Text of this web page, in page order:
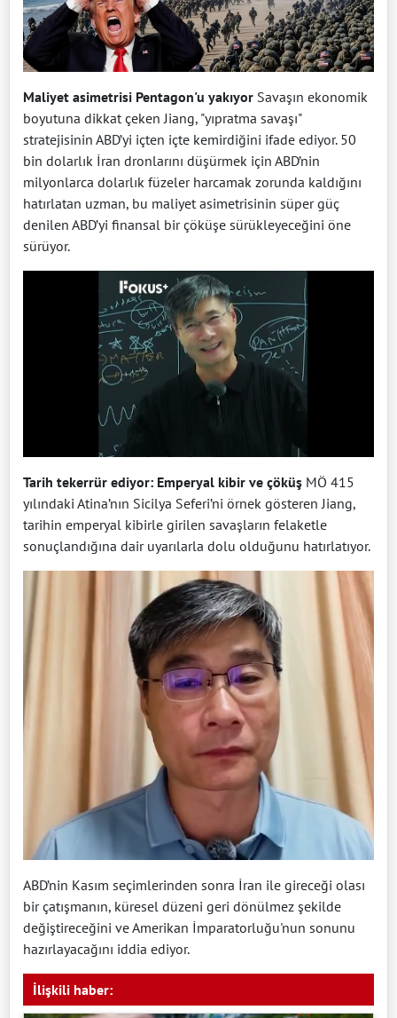
Maliyet asimetrisi Pentagon'u yakıyor Savaşın ekonomik
boyutuna dikkat çeken Jiang, "yıpratma savaşı"
stratejisinin ABD’yi içten içte kemirdiğini ifade ediyor. 50
bin dolarlık İran dronlarını düşürmek için ABD’nin
milyonlarca dolarlık füzeler harcamak zorunda kaldığını
hatırlatan uzman, bu maliyet asimetrisinin süper güç
denilen ABD’yi finansal bir çöküşe sürükleyeceğini öne
sürüyor.
Tarih tekerrür ediyor: Emperyal kibir ve çöküş MÖ 415
yılındaki Atina’nın Sicilya Seferi’ni örnek gösteren Jiang,
tarihin emperyal kibirle girilen savaşların felaketle
sonuçlandığına dair uyarılarla dolu olduğunu hatırlatıyor.
ABD’nin Kasım seçimlerinden sonra İran ile gireceği olası
bir çatışmanın, küresel düzeni geri dönülmez şekilde
değiştireceğini ve Amerikan İmparatorluğu'nun sonunu
hazırlayacağını iddia ediyor.
İlişkili haber: